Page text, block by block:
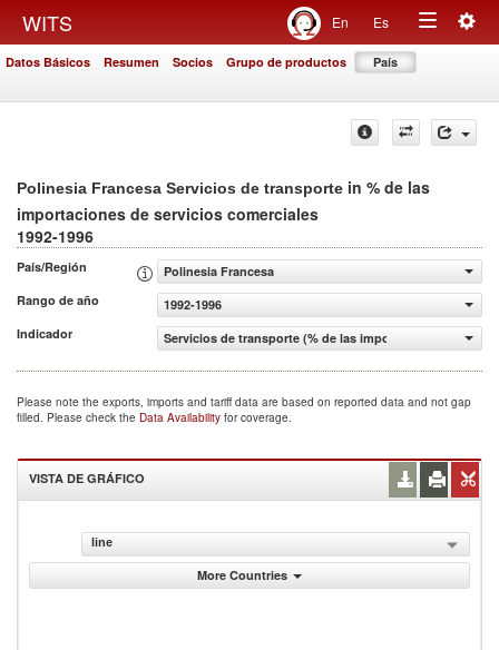
WITS En Es
Toggle
Datos Básicos Resumen Socios Grupo de productos País
Polinesia Francesa Servicios de transporte in % de las
importaciones de servicios comerciales
1992-1996
País/Región
Polinesia Francesa
Rango de año
1992-1996
Indicador
Servicios de transporte (% de las importaciones de
Please note the exports, imports and tariff data are based on reported data and not gap
filled. Please check the Data Availability for coverage.
VISTA DE GRÁFICO
line
More Countries